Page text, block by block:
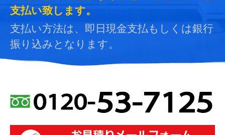
支払い致します。
支払い方法は、即日現金支払もしくは銀行
振り込みとなります。